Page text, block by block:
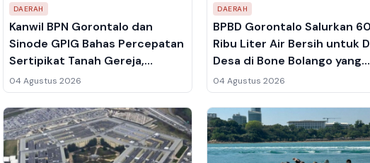
DAERAH
Kanwil BPN Gorontalo dan
Sinode GPIG Bahas Percepatan
Sertipikat Tanah Gereja,
Inventarisasi Aset Jadi
Prioritas
04 Agustus 2026
DAERAH
BPBD Gorontalo Salurkan 60
Ribu Liter Air Bersih untuk
Desa di Bone Bolango yang
Kekeringan
04 Agustus 2026